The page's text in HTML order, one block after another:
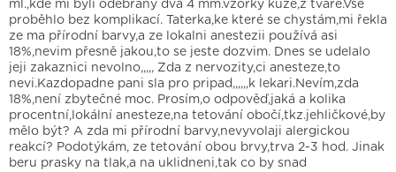
ml.,kde mi byli odebrány dva 4 mm.vzorky kůže,z tvare.Vše
proběhlo bez komplikací. Taterka,ke které se chystám,mi řekla
ze ma přírodní barvy,a ze lokalni anestezii používá asi
18%,nevim přesně jakou,to se jeste dozvim. Dnes se udelalo
jeji zakaznici nevolno,,,,, Zda z nervozity,ci anesteze,to
nevi.Kazdopadne pani sla pro pripad,,,,,,k lekari.Nevím,zda
18%,není zbytečné moc. Prosím,o odpověď,jaká a kolika
procentní,lokální anesteze,na tetování obočí,tkz.jehličkové,by
mělo být? A zda mi přírodní barvy,nevyvolaji alergickou
reakcí? Podotýkám, ze tetování obou brvy,trva 2-3 hod. Jinak
beru prasky na tlak,a na uklidneni,tak co by snad